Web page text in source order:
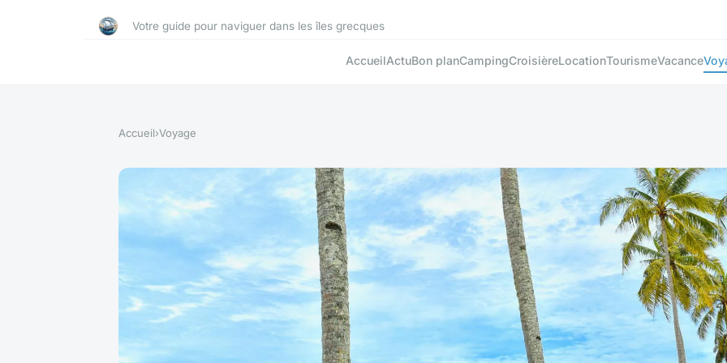
Votre guide pour naviguer dans les îles grecques
AccueilActuBon planCampingCroisièreLocationTourismeVacance
Accueil›Voyage